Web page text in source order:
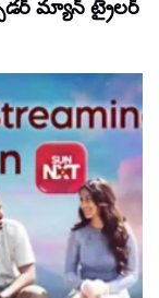
మ్యాన్ ట్రైలర్